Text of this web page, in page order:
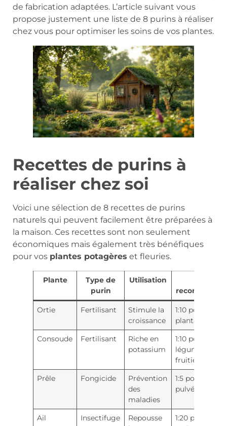
de fabrication adaptées. L’article suivant vous
propose justement une liste de 8 purins à réaliser
chez vous pour optimiser les soins de vos plantes.
Recettes de purins à
réaliser chez soi
Voici une sélection de 8 recettes de purins
naturels qui peuvent facilement être préparées à
la maison. Ces recettes sont non seulement
économiques mais également très bénéfiques
pour vos plantes potagères et fleuries.
Plante
Type de
purin
Utilisation
Ortie Fertilisant
Stimule la
croissance
1:10 pour les
plantations
Consoude
Fertilisant
Riche en
potassium
1:10 pour les
légumes
fruitiers
Prêle
Fongicide
Prévention
des
maladies
1:5 pour
pulvérisations
Ail Insectifuge
Repousse
1:20 pour les